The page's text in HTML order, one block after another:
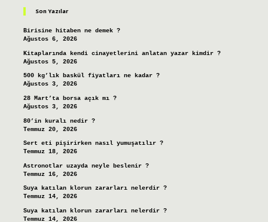
Son Yazılar
Birisine hitaben ne demek ?
Ağustos 6, 2026
Kitaplarında kendi cinayetlerini anlatan yazar kimdir ?
Ağustos 5, 2026
500 kg’lık baskül fiyatları ne kadar ?
Ağustos 3, 2026
28 Mart’ta borsa açık mı ?
Ağustos 3, 2026
80’in kuralı nedir ?
Temmuz 20, 2026
Sert eti pişirirken nasıl yumuşatılır ?
Temmuz 18, 2026
Astronotlar uzayda neyle beslenir ?
Temmuz 16, 2026
Suya katılan klorun zararları nelerdir ?
Temmuz 14, 2026
Suya katılan klorun zararları nelerdir ?
Temmuz 14, 2026